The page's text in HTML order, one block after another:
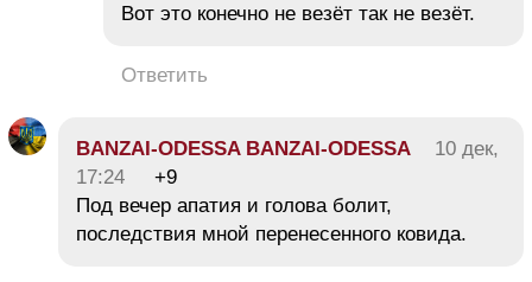
Вот это конечно не везёт так не везёт.
Ответить
BANZAI-ODESSA BANZAI-ODESSA
10 дек,
17:24
+9
Под вечер апатия и голова болит,
последствия мной перенесенного ковида.